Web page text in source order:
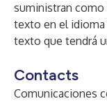
suministran como
texto en el
texto que tendrá
Contacts
Comunicaciones